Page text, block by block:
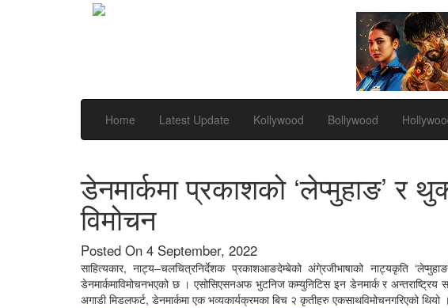
Home Latest Update Kollywood Bollywood
डेनमार्कमा प्रकाशको ‘लेप्मुहाङ’ र
विमोचन
Posted On 4 September, 2022
साहित्यकार, नाट्य–चलचित्रनिर्देशक प्रकाशआङदेम्बेको अंगे्रजीभाषाको नाट्यकृति
डेनमार्कमाविमोचनभएको छ । एसोसिएसनअफ भुटनिज कम्युनिटिस इन डेनमार्क र अन्तराष्ट्रिय
अगाडी मिडलफर्ट, डेनमार्कमा एक भव्यकार्यक्रमका बिच २ कृतीहरु एकसाथविमोचनगरिएको थियो ।